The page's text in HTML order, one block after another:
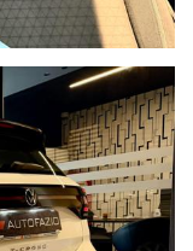
mi piace alla pagina
e Con il marchio
garantito! Visita il